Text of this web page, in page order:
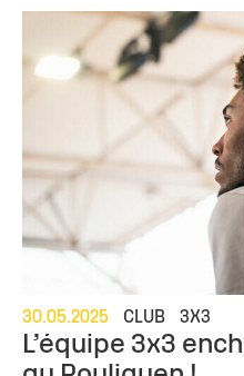
30.05.2025 CLUB 3X3
L’équipe 3x3